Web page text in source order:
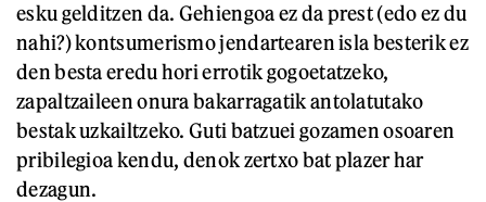
esku gelditzen da. Gehiengoa ez da prest (edo ez du
nahi?) kontsumerismo jendartearen isla besterik ez
den besta eredu hori errotik gogoetatzeko,
zapaltzaileen onura bakarragatik antolatutako
bestak uzkailtzeko. Guti batzuei gozamen osoaren
pribilegioa kendu, denok zertxo bat plazer har
dezagun.